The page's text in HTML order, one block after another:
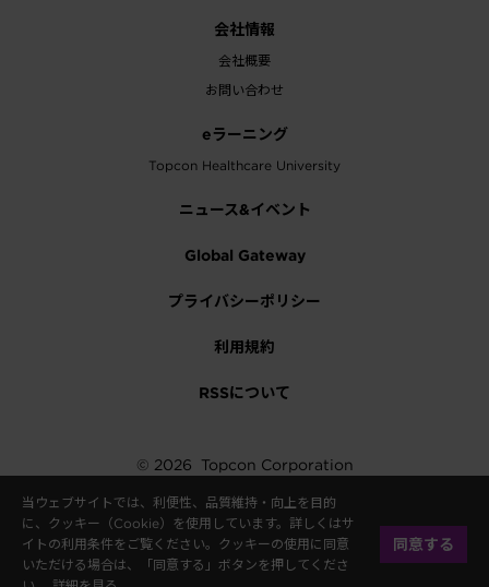
会社情報
会社概要
お問い合わせ
eラーニング
Topcon Healthcare University
ニュース&イベント
Global Gateway
プライバシーポリシー
利用規約
RSSについて
© 2026 Topcon Corporation
当ウェブサイトでは、利便性、品質維持・向上を目的
に、クッキー（Cookie）を使用しています。詳しくはサ
イトの利用条件をご覧ください。クッキーの使用に同意
いただける場合は、「同意する」ボタンを押してくださ
同意する